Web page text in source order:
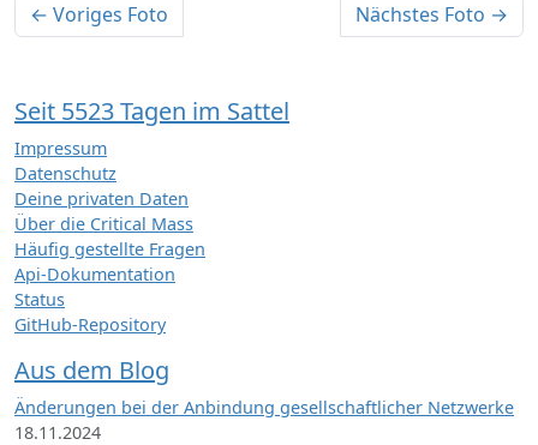
← Voriges Foto Nächstes Foto →
Seit 5523 Tagen im Sattel
Impressum
Datenschutz
Deine privaten Daten
Über die Critical Mass
Häufig gestellte Fragen
Api-Dokumentation
Status
GitHub-Repository
Aus dem Blog
Änderungen bei der Anbindung gesellschaftlicher Netzwerke
18.11.2024